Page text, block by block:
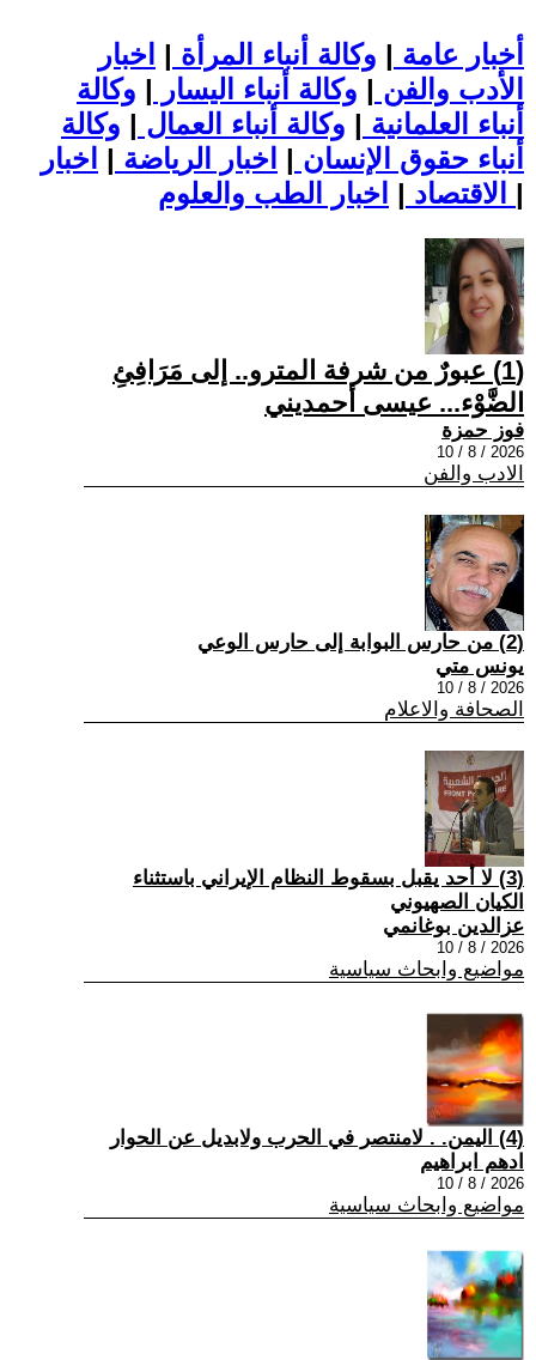
أخبار عامة | وكالة أنباء المرأة | اخبار
الأدب والفن | وكالة أنباء اليسار | وكالة
أنباء العلمانية | وكالة أنباء العمال | وكالة
أنباء حقوق الإنسان | اخبار الرياضة | اخبار
الاقتصاد | |
(1) عبورٌ من شرفة المترو.. إلى مَرَافِئِ
الضَّوْء... عيسى أحمديني
فوز حمزة
2026 / 8 / 10
الادب والفن
(2) من حارس البوابة إلى حارس الوعي
يونس متي
2026 / 8 / 10
الصحافة والاعلام
(3) لا أحد يقبل بسقوط النظام الإيراني باستثناء
الكيان الصهيوني
عزالدين بوغانمي
2026 / 8 / 10
مواضيع وابحاث سياسية
(4) اليمن. . لامنتصر في الحرب ولابديل عن الحوار
ادهم ابراهيم
2026 / 8 / 10
مواضيع وابحاث سياسية